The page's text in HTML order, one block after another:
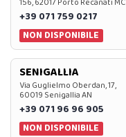
+39 071 759 0217
NON DISPONIBILE
SENIGALLIA
Via Guglielmo Oberdan, 17,
60019 Senigallia AN
+39 071 96 96 905
NON DISPONIBILE